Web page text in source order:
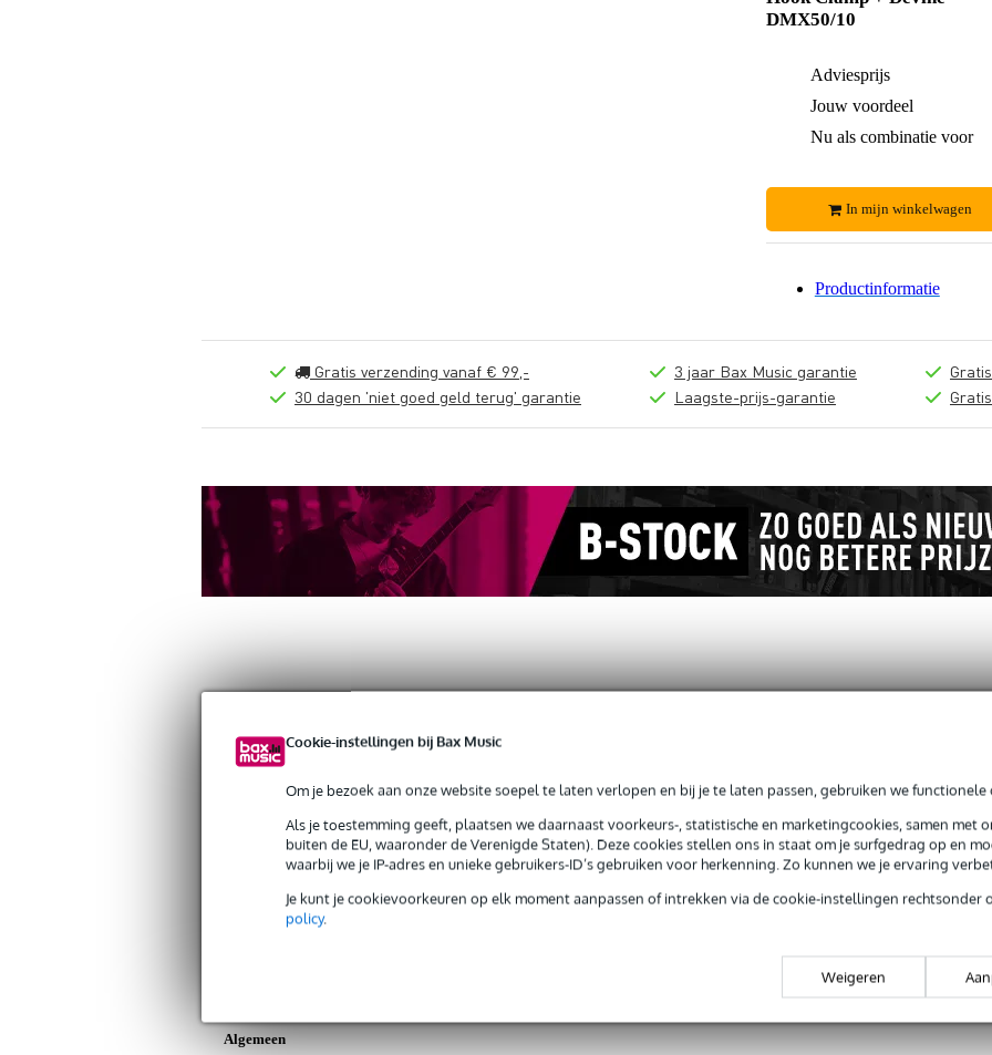
Cookie-instellingen bij Bax Music
Om je bezoek aan onze website soepel te laten verlopen en bij je te laten passen, gebruiken we functionele
Als je toestemming geeft, plaatsen we daarnaast voorkeurs-, statistische en marketingcookies, samen met
buiten de EU, waaronder de Verenigde Staten). Deze cookies stellen ons in staat om je surfgedrag op en
waarbij we je IP-adres en unieke gebruikers-ID’s gebruiken voor herkenning. Zo kunnen we je ervaring
Je kunt je cookievoorkeuren op elk moment aanpassen of intrekken via de cookie-instellingen rechtsonder
policy.
Weigeren
DMX50/10
Adviesprijs
Jouw voordeel
Nu als combinatie voor
In mijn winkelwagen
Productinformatie
Gratis verzending vanaf € 99,-
30 dagen 'niet goed geld terug' garantie
3 jaar Bax Music garantie
Laagste-prijs-garantie
Doughty T58861 Trigger Clamp Hook Clamp
Servicebelofte
Bax Music Garantie : Op dit product krijg je 3 jaar Bax Music Garantie.
Op dit product krijg je 3 jaar Bax Music Garantie.
Plus- en minpunten
Algemeen